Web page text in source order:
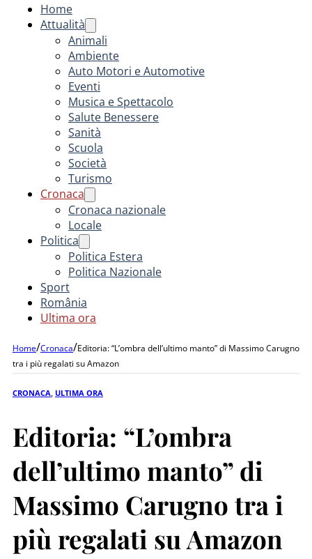
Home
Attualità
Animali
Ambiente
Auto Motori e Automotive
Eventi
Musica e Spettacolo
Salute Benessere
Sanità
Scuola
Società
Turismo
Cronaca
Cronaca nazionale
Locale
Politica
Politica Estera
Politica Nazionale
Sport
România
Ultima ora
Home/Cronaca/Editoria: “L’ombra dell’ultimo manto” di Massimo Carugno
tra i più regalati su Amazon
CRONACA ULTIMA ORA
Editoria: “L’ombra
dell’ultimo manto” di
Massimo Carugno tra i
più regalati su Amazon